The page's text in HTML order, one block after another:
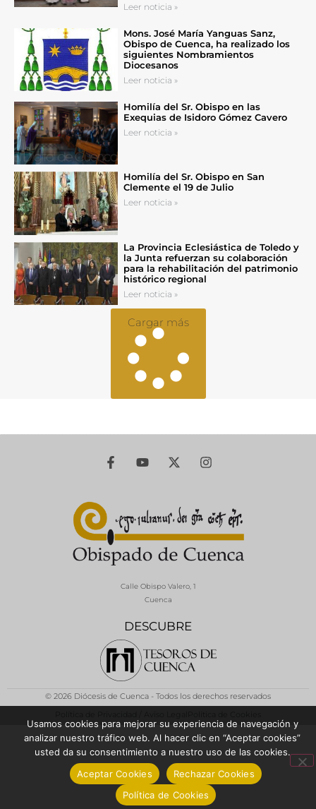
Leer noticia »
Mons. José María Yanguas Sanz,
Obispo de Cuenca, ha realizado los
siguientes Nombramientos
Diocesanos
Leer noticia »
Homilía del Sr. Obispo en las
Exequias de Isidoro Gómez Cavero
Leer noticia »
Homilía del Sr. Obispo en San
Clemente el 19 de Julio
Leer noticia »
La Provincia Eclesiástica de Toledo y
la Junta refuerzan su colaboración
para la rehabilitación del patrimonio
histórico regional
Leer noticia »
Cargar más
DESCUBRE
Calle Obispo Valero, 1
Cuenca
© 2026 Diócesis de Cuenca - Todos los derechos reservados
Usamos cookies para mejorar su experiencia de navegación y
analizar nuestro tráfico web. Al hacer clic en “Aceptar cookies”
usted da su consentimiento a nuestro uso de las cookies.
Aceptar Cookies
Rechazar Cookies
Política de Cookies